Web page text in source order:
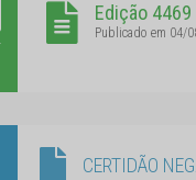
Edição 4469
Publicado em 04/
CERTIDÃO